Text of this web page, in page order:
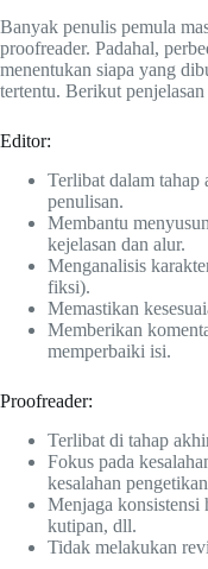
Banyak penulis pemula
proofreader. Padahal,
menentukan siapa yang
tertentu. Berikut
Editor:
Terlibat dalam tahap
penulisan.
Membantu
kejelasan dan alur.
Menganalisis
fiksi).
Memastikan
Memberikan
memperbaiki isi.
Proofreader:
Terlibat di tahap
Fokus pada
kesalahan
Menjaga
kutipan, dll.
Tidak melakukan